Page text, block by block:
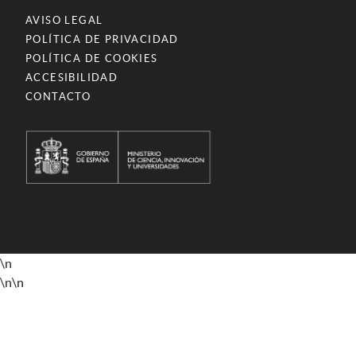
AVISO LEGAL
POLÍTICA DE PRIVACIDAD
POLÍTICA DE COOKIES
ACCESIBILIDAD
CONTACTO
\n
\n\n